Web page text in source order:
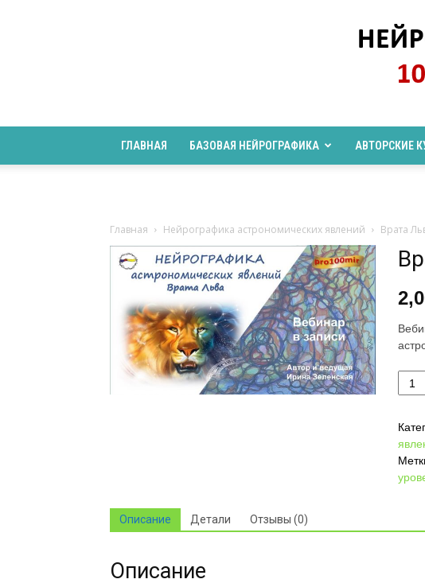
ГЛАВНАЯ БАЗОВАЯ НЕЙРОГРАФИКА АВТОРСКИЕ
Главная Нейрографика астрономических явлений Врата
Льва,
Описание Детали Отзывы (0)
Описание